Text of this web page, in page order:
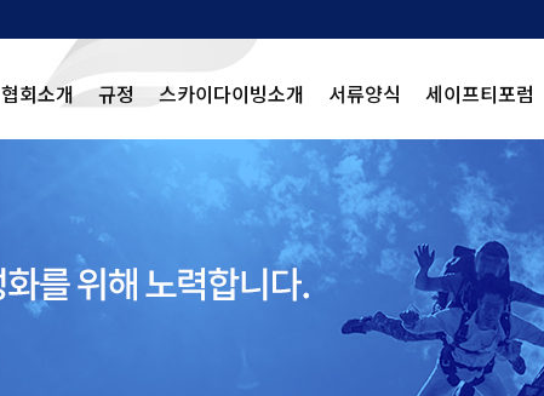
협회소개 규정 스카이다이빙소개 서류양식 세이프티포럼